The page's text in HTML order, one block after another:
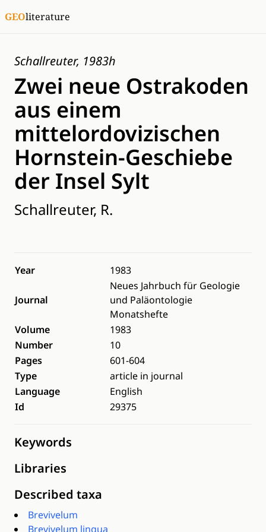
GEOliterature
Schallreuter, 1983h
Zwei neue Ostrakoden
aus einem
mittelordovizischen
Hornstein-Geschiebe
der Insel Sylt
Schallreuter, R.
Year 1983
Journal
Neues Jahrbuch für Geologie
und Paläontologie
Monatshefte
Volume
1983
Number
10
Pages
601-604
Type
article in journal
Language
English
Id
29375
Keywords
Libraries
Described taxa
Brevivelum
Brevivelum lingua